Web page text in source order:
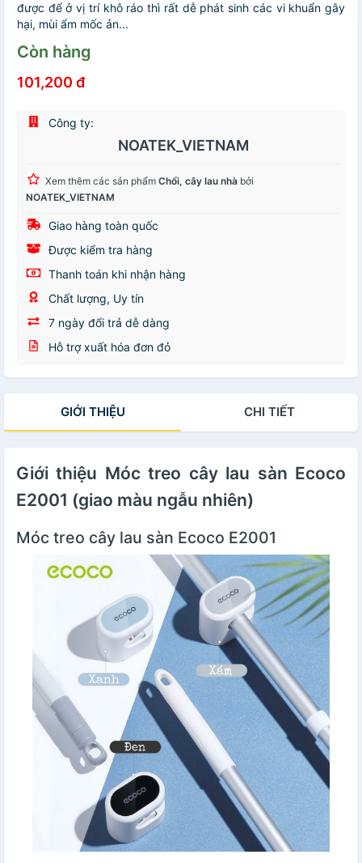
được để ở vị trí khô ráo thì rất dễ phát sinh các vi khuẩn gây
hại, mùi ẩm mốc ản...
Còn hàng
101,200 đ
Công ty:
NOATEK_VIETNAM
Xem thêm các sản phẩm Chổi, cây lau nhà bởi
NOATEK_VIETNAM
Giao hàng toàn quốc
Được kiểm tra hàng
Thanh toán khi nhận hàng
Chất lượng, Uy tín
7 ngày đổi trả dễ dàng
Hỗ trợ xuất hóa đơn đỏ
GIỚI THIỆU CHI TIẾT
Giới thiệu Móc treo cây lau sàn Ecoco
E2001 (giao màu ngẫu nhiên)
Móc treo cây lau sàn Ecoco E2001